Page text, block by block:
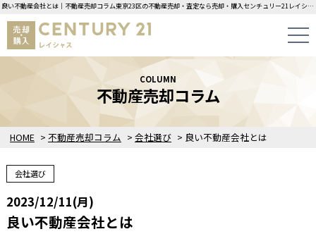
良い不動産会社とは｜不動産売却コラム東京23区の不動産売却・査定なら売却・購入センチュリー21レイシャスにお任せください！
HOME > 不動産売却コラム > 会社選び > 良い不動産会社とは
COLUMN
不動産売却コラム
会社選び
2023/12/11(月)
良い不動産会社とは